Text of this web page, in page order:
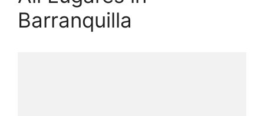
Barranquilla